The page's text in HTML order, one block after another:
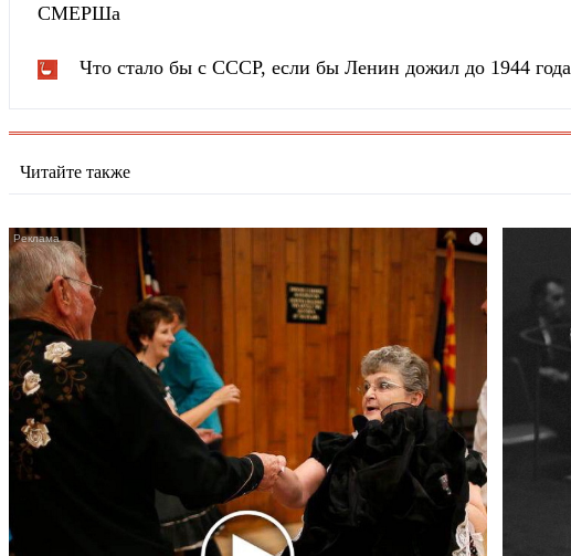
СМЕРШа
Что стало бы с СССР, если бы Ленин дожил до 1944 года
Читайте также
i